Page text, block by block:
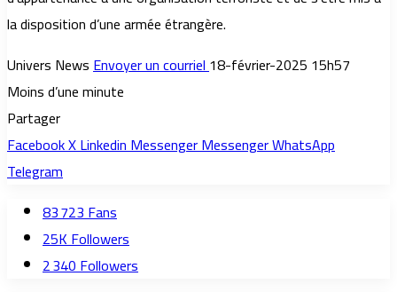
la disposition d’une armée étrangère.
Univers NewsEnvoyer un courriel18-février-2025 15h57
Moins d’une minute
Partager
FacebookXLinkedinMessengerMessengerWhatsApp
Telegram
83 723Fans
25KFollowers
2 340Followers